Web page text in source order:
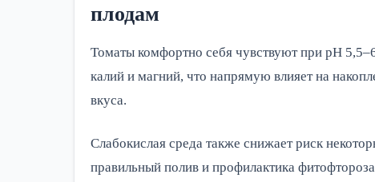
плодам
Томаты комфортно себя чувствуют при pH
калий и магний, что напрямую влияет на
вкуса.
Слабокислая среда также снижает риск
правильный полив и профилактика